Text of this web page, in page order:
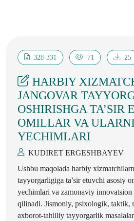
328-331 71 25
HARBIY
JANGOVAR
OSHIRISHGA TA’SIR
OMILLAR VA
YECHIMLARI
KUDIRET ERGESHBAYEV
Ushbu maqolada harbiy
tayyorgarligiga ta’sir etuvchi asosiy
yechimlari va zamonaviy
qilinadi. Jismoniy, psixologik, taktik,
axborot-tahliliy tayyorgarlik